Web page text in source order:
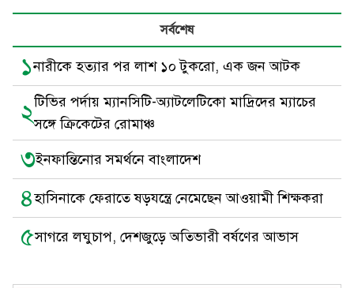
সর্বশেষ
১নারীকে হত্যার পর লাশ ১০ টুকরো, এক জন আটক
২টিভির পর্দায় ম্যানসিটি-অ্যাটলেটিকো মাদ্রিদের ম্যাচের
সঙ্গে ক্রিকেটের রোমাঞ্চ
৩ইনফান্তিনোর সমর্থনে বাংলাদেশ
৪হাসিনাকে ফেরাতে ষড়যন্ত্রে নেমেছেন আওয়ামী শিক্ষকরা
৫সাগরে লঘুচাপ, দেশজুড়ে অতিভারী বর্ষণের আভাস